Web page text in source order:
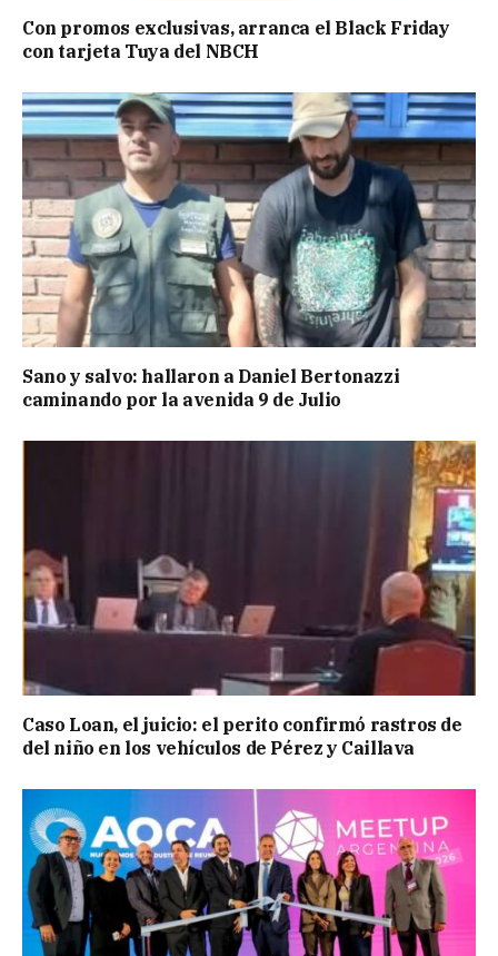
Con promos exclusivas, arranca el Black Friday
con tarjeta Tuya del NBCH
Sano y salvo: hallaron a Daniel Bertonazzi
caminando por la avenida 9 de Julio
Caso Loan, el juicio: el perito confirmó rastros de
del niño en los vehículos de Pérez y Caillava